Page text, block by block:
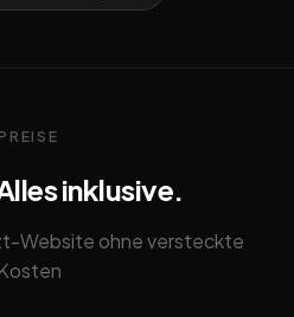
PREISE
inklusive.
Website ohne versteckte
Kosten